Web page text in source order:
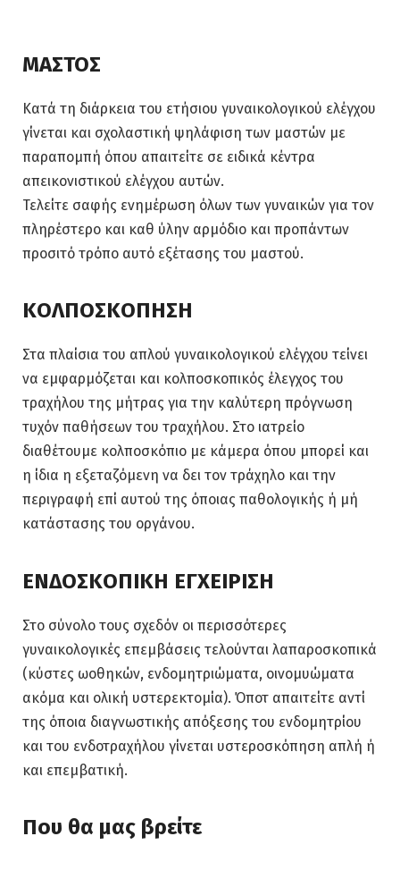
ΜΑΣΤΟΣ
Κατά τη διάρκεια του ετήσιου γυναικολογικού ελέγχου
γίνεται και σχολαστική ψηλάφιση των μαστών με
παραπομπή όπου απαιτείτε σε ειδικά κέντρα
απεικονιστικού ελέγχου αυτών.
Τελείτε σαφής ενημέρωση όλων των γυναικών για τον
πληρέστερο και καθ ύλην αρμόδιο και προπάντων
προσιτό τρόπο αυτό εξέτασης του μαστού.
ΚΟΛΠΟΣΚΟΠΗΣΗ
Στα πλαίσια του απλού γυναικολογικού ελέγχου τείνει
να εμφαρμόζεται και κολποσκοπικός έλεγχος του
τραχήλου της μήτρας για την καλύτερη πρόγνωση
τυχόν παθήσεων του τραχήλου. Στο ιατρείο
διαθέτουμε κολποσκόπιο με κάμερα όπου μπορεί και
η ίδια η εξεταζόμενη να δει τον τράχηλο και την
περιγραφή επί αυτού της όποιας παθολογικής ή μή
κατάστασης του οργάνου.
ΕΝΔΟΣΚΟΠΙΚΗ ΕΓΧΕΙΡΙΣΗ
Στο σύνολο τους σχεδόν οι περισσότερες
γυναικολογικές επεμβάσεις τελούνται λαπαροσκοπικά
(κύστες ωοθηκών, ενδομητριώματα, οινομυώματα
ακόμα και ολική υστερεκτομία). Όποτ απαιτείτε αντί
της όποια διαγνωστικής απόξεσης του ενδομητρίου
και του ενδοτραχήλου γίνεται υστεροσκόπηση απλή ή
και επεμβατική.
Που θα μας βρείτε